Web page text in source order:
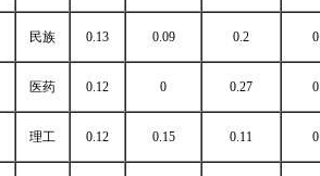
民族 0.13 0.09 0.2 0
医药 0.12 0 0.27 0
理工 0.12 0.15 0.11 0